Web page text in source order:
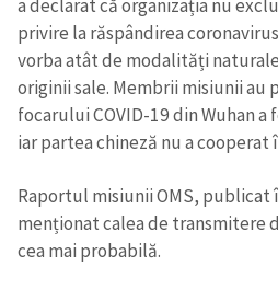
Trimite o informație
in English
a declarat că organizația nu
privire la răspândirea
vorba atât de modalități
originii sale. Membrii misiunii au
focarului COVID-19 din Wuhan
iar partea chineză nu a
Raportul misiunii OMS, publicat
menționat calea de transmitere
cea mai probabilă.